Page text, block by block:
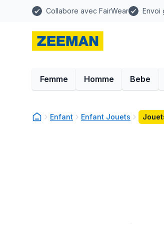
Collabore avec FairWear Envoi
Femme Homme Bebe
Enfant Enfant Jouets